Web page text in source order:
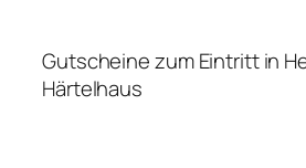
Gutscheine zum Eintritt in
Härtelhaus